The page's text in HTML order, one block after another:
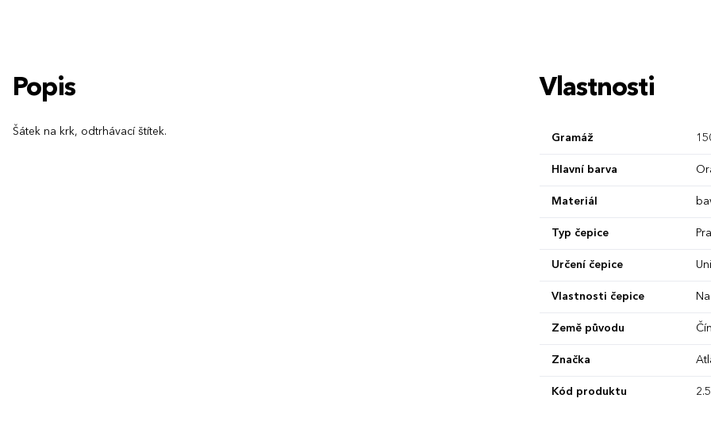
Popis
Šátek na krk, odtrhávací štítek.
Vlastnosti
Gramáž
Hlavní barva
Materiál
Typ čepice
Určení čepice
Vlastnosti čepice
Země původu
Značka
Kód produktu